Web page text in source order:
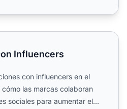
Influencers
con influencers en el
las marcas colaboran
sociales para aumentar el